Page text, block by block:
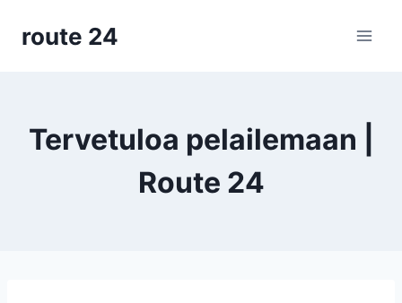
sisältöön
route 24
Tervetuloa pelailemaan |
Route 24